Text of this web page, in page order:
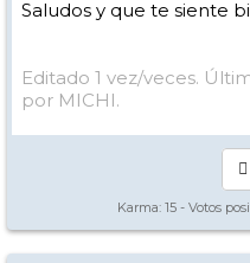
Saludos y que te siente
Editado 1 vez/veces.
por MICHI.
Karma: 15 - Votos